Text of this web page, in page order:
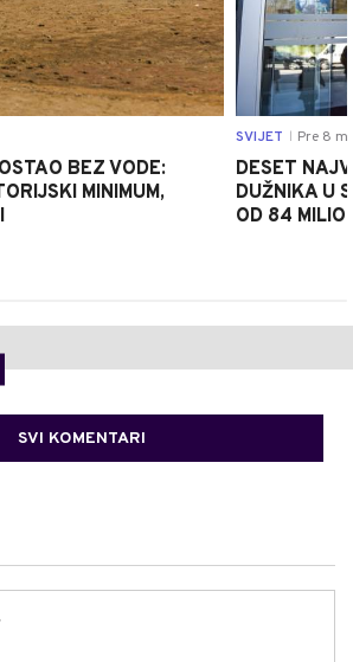
BEZ VODE:
MINIMUM,
SVIJET Pre 8
DESET
DUŽNIKA U
OD 84
SVI KOMENTARI